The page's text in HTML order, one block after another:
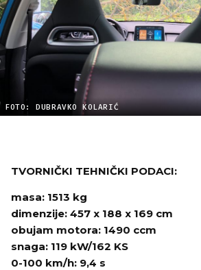
FOTO: DUBRAVKO KOLARIĆ
TVORNIČKI TEHNIČKI PODACI:
masa: 1513 kg
dimenzije: 457 x 188 x 169 cm
obujam motora: 1490 ccm
snaga: 119 kW/162 KS
0-100 km/h: 9,4 s